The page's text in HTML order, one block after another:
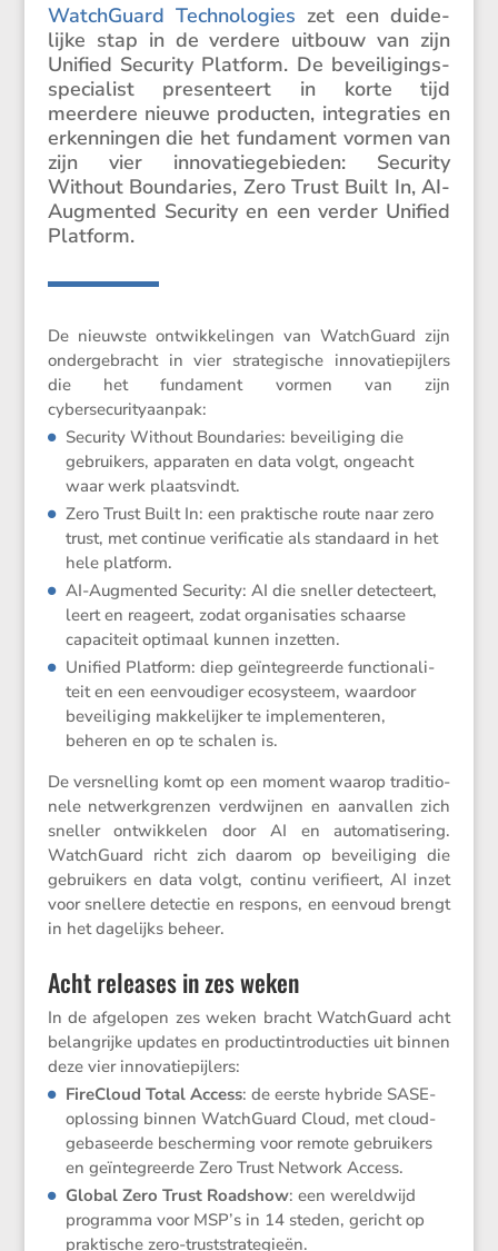
Watch­Guard Techno­lo­gies zet een duide­
lijke stap in de verdere uitbouw van zijn
Unified Security Platform. De bevei­li­gings­
spe­ci­a­list presen­teert in korte tijd
meerdere nieuwe producten, integra­ties en
erken­ningen die het funda­ment vormen van
zijn vier innova­tie­ge­bieden: Security
Without Bounda­ries, Zero Trust Built In, AI-
Augmented Security en een verder Unified
Platform.
De nieuwste ontwik­ke­lingen van Watch­Guard zijn
onder­ge­bracht in vier strate­gi­sche innova­tie­pij­lers
die het funda­ment vormen van zijn
cybersecurityaanpak:
Security Without Bounda­ries: bevei­li­ging die
gebrui­kers, apparaten en data volgt, ongeacht
waar werk plaatsvindt.
Zero Trust Built In: een prakti­sche route naar zero
trust, met continue verifi­catie als standaard in het
hele platform.
AI-Augmented Security: AI die sneller detec­teert,
leert en reageert, zodat organi­sa­ties schaarse
capaci­teit optimaal kunnen inzetten.
Unified Platform: diep geïnte­greerde functi­o­na­li­
teit en een eenvou­diger ecosys­teem, waardoor
bevei­li­ging makke­lijker te imple­men­teren,
beheren en op te schalen is.
De versnel­ling komt op een moment waarop tradi­ti­o­
nele netwerk­grenzen verdwijnen en aanvallen zich
sneller ontwik­kelen door AI en automa­ti­se­ring.
Watch­Guard richt zich daarom op bevei­li­ging die
gebrui­kers en data volgt, continu verifi­eert, AI inzet
voor snellere detectie en respons, en eenvoud brengt
in het dagelijks beheer.
Acht releases in zes weken
In de afgelopen zes weken bracht Watch­Guard acht
belang­rijke updates en product­in­tro­duc­ties uit binnen
deze vier innovatiepijlers:
FireCloud Total Access: de eerste hybride SASE-
oplos­sing binnen Watch­Guard Cloud, met cloud­
ge­ba­seerde bescher­ming voor remote gebrui­kers
en geïnte­greerde Zero Trust Network Access.
Global Zero Trust Roadshow: een wereld­wijd
programma voor MSP’s in 14 steden, gericht op
prakti­sche zero-truststrategieën.